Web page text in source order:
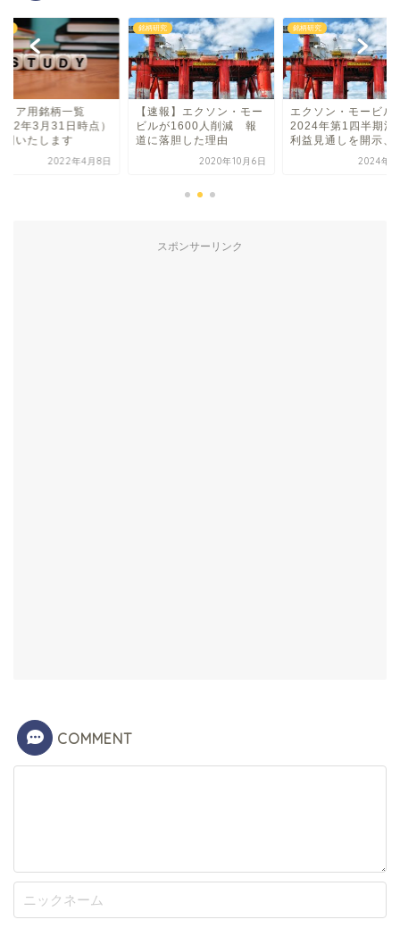
イア用銘柄一覧
年3月31日時点）
開いたします
2022年4月8日
銘柄研究
【速報】エクソン・モー
ビルが1600人削減 報
道に落胆した理由
2020年10月6日
銘柄研究
エクソン・モービル
2024年第1四半期決
利益見通しを開示、
2024年4
スポンサーリンク
COMMENT